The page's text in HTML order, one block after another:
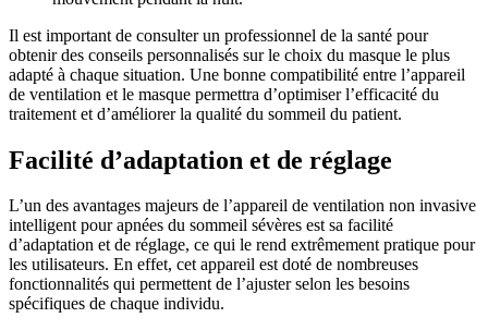
Il est important de consulter un professionnel de la santé pour
obtenir des conseils personnalisés sur le choix du masque le plus
adapté à chaque situation. Une bonne compatibilité entre l’appareil
de ventilation et le masque permettra d’optimiser l’efficacité du
traitement et d’améliorer la qualité du sommeil du patient.
Facilité d’adaptation et de réglage
L’un des avantages majeurs de l’appareil de ventilation non invasive
intelligent pour apnées du sommeil sévères est sa facilité
d’adaptation et de réglage, ce qui le rend extrêmement pratique pour
les utilisateurs. En effet, cet appareil est doté de nombreuses
fonctionnalités qui permettent de l’ajuster selon les besoins
spécifiques de chaque individu.